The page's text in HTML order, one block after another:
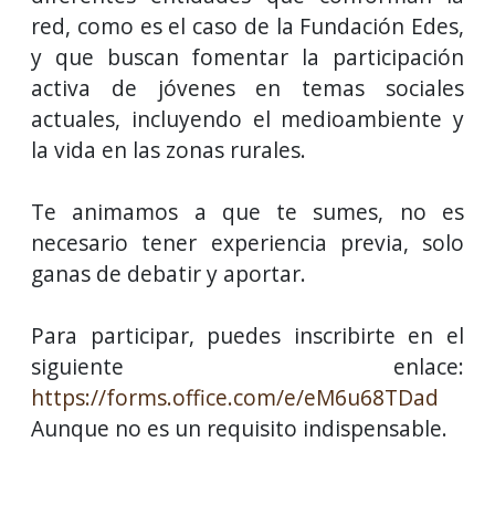
red, como es el caso de la Fundación Edes,
y que buscan fomentar la participación
activa de jóvenes en temas sociales
actuales, incluyendo el medioambiente y
la vida en las zonas rurales.
Te animamos a que te sumes, no es
necesario tener experiencia previa, solo
ganas de debatir y aportar.
Para participar, puedes inscribirte en el
siguiente enlace:
https://forms.office.com/e/eM6u68TDad
Aunque no es un requisito indispensable.